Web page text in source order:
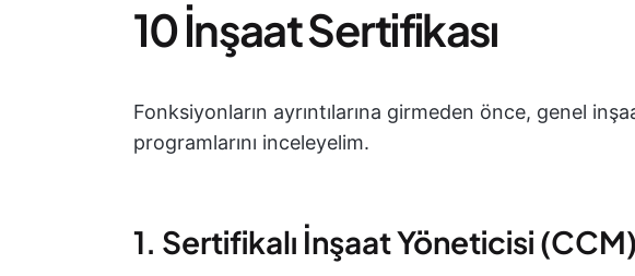
10 İnşaat Sertifikası
Fonksiyonların ayrıntılarına girmeden önce, genel
programlarını inceleyelim.
1. Sertifikalı İnşaat Yöneticisi (CCM)